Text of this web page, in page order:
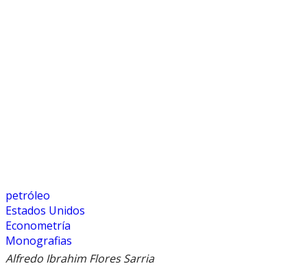
petróleo
Estados Unidos
Econometría
Monografias
Alfredo Ibrahim Flores Sarria